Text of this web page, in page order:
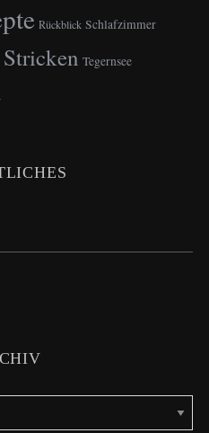
Rückblick Schlafzimmer
Stricken Tegernsee